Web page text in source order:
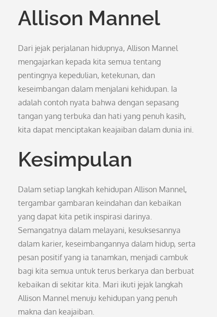
Allison Mannel
Dari jejak perjalanan hidupnya, Allison Mannel
mengajarkan kepada kita semua tentang
pentingnya kepedulian, ketekunan, dan
keseimbangan dalam menjalani kehidupan. Ia
adalah contoh nyata bahwa dengan sepasang
tangan yang terbuka dan hati yang penuh kasih,
kita dapat menciptakan keajaiban dalam dunia ini.
Kesimpulan
Dalam setiap langkah kehidupan Allison Mannel,
tergambar gambaran keindahan dan kebaikan
yang dapat kita petik inspirasi darinya.
Semangatnya dalam melayani, kesuksesannya
dalam karier, keseimbangannya dalam hidup, serta
pesan positif yang ia tanamkan, menjadi cambuk
bagi kita semua untuk terus berkarya dan berbuat
kebaikan di sekitar kita. Mari ikuti jejak langkah
Allison Mannel menuju kehidupan yang penuh
makna dan keajaiban.